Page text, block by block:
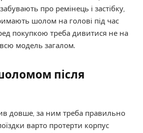
про ремінець і застібку,
шолом на голові під час
покупкою треба дивитися не на
модель загалом.
після
довше, за ним треба правильно
варто протерти корпус